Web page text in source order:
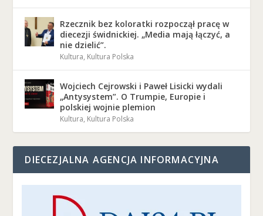
Rzecznik bez koloratki rozpoczął pracę w
diecezji świdnickiej. „Media mają łączyć, a
nie dzielić”.
Kultura, Kultura Polska
Wojciech Cejrowski i Paweł Lisicki wydali
„Antysystem”. O Trumpie, Europie i
polskiej wojnie plemion
Kultura, Kultura Polska
DIECEZJALNA AGENCJA INFORMACYJNA